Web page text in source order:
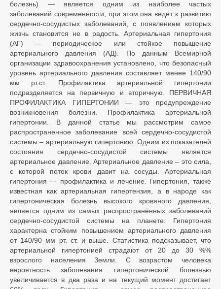
болезнь) — является одним из наиболее частых
заболеваний современности, при этом она ведёт к развитию
сердечно-сосудистых заболеваний, с появлением которых
жизнь становится не в радость. Артериальная гипертония
(АГ) — периодическое или стойкое повышение
артериального давления (АД). По данным Всемирной
организации здравоохранения установлено, что безопасный
уровень артериального давления составляет менее 140/90
мм рт.ст. Профилактика артериальной гипертонии
подразделяется на первичную и вторичную. ПЕРВИЧНАЯ
ПРОФИЛАКТИКА ГИПЕРТОНИИ — это предупреждение
возникновения болезни. Профилактика артериальной
гипертонии. В данной статье мы рассмотрим самое
распространенное заболевание всей сердечно-сосудистой
системы – артериальную гипертонию. Одним из показателей
состояния сердечно-сосудистой системы является
артериальное давление. Артериальное давление – это сила,
с которой поток крови давит на сосуды. Артериальная
гипертония — профилактика и лечение. Гипертония, также
известная как артериальная гипертензия, а в народе как
гипертоническая болезнь высокого кровяного давления,
является одним из самых распространённых заболеваний
сердечно-сосудистой системы на планете. Гипертония
характерна стойким повышением артериального давления
от 140/90 мм рт. ст. и выше. Статистика подсказывает, что
артериальной гипертонией страдают от 20 до 30 %%
взрослого населения Земли. С возрастом человека
вероятность заболевания гипертонической болезнью
увеличивается в два раза и на текущий момент достигает